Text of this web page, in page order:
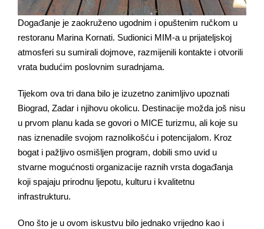
Događanje je zaokruženo ugodnim i opuštenim ručkom u
restoranu Marina Kornati. Sudionici MIM-a u prijateljskoj
atmosferi su sumirali dojmove, razmijenili kontakte i otvorili
vrata budućim poslovnim suradnjama.
Tijekom ova tri dana bilo je izuzetno zanimljivo upoznati
Biograd, Zadar i njihovu okolicu. Destinacije možda još nisu
u prvom planu kada se govori o MICE turizmu, ali koje su
nas iznenadile svojom raznolikošću i potencijalom. Kroz
bogat i pažljivo osmišljen program, dobili smo uvid u
stvarne mogućnosti organizacije raznih vrsta događanja
koji spajaju prirodnu ljepotu, kulturu i kvalitetnu
infrastrukturu.
Ono što je u ovom iskustvu bilo jednako vrijedno kao i